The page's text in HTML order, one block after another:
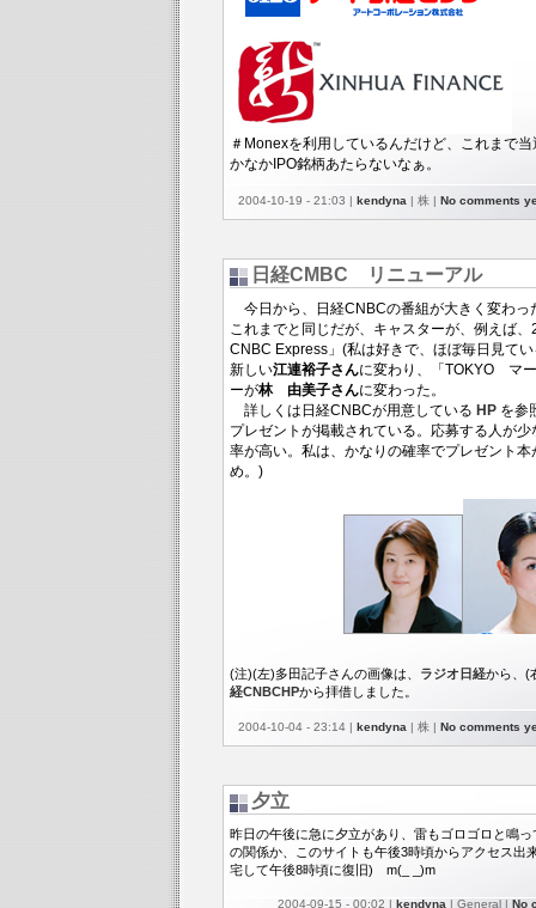
＃Monexを利用しているんだけど、これまで
かなかIPO銘柄あたらないなぁ。
2004-10-19 - 21:03 | kendyna | 株 | No comments
日経CMBC リニューアル
今日から、日経CNBCの番組が大きく変わっ
これまでと同じだが、キャスターが、例えば
CNBC Express」(私は好きで、ほぼ毎日見て
新しい江連裕子さんに変わり、「TOKYO マ
ーが林 由美子さんに変わった。
詳しくは日経CNBCが用意している HP を参
プレゼントが掲載されている。応募する人が
率が高い。私は、かなりの確率でプレゼント
め。)
(注)(左)多田記子さんの画像は、 ラジオ日経から、(
経CNBCHPから拝借しました。
2004-10-04 - 23:14 | kendyna | 株 | No comments
夕立
昨日の午後に急に夕立があり、雷もゴロゴロと鳴
の関係か、このサイトも午後3時頃からアクセス出
宅して午後8時頃に復旧) m(_ _)m
2004-09-15 - 00:02 | kendyna | General | No